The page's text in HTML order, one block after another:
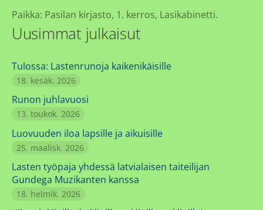
Uusimmat julkaisut
Tulossa: Lastenrunoja kaikenikäisille
18. kesäk. 2026
Runon juhlavuosi
13. toukok. 2026
Luovuuden iloa lapsille ja aikuisille
25. maalisk. 2026
Lasten työpaja yhdessä latvialaisen taiteilijan
Gundega Muzikanten kanssa
18. helmik. 2026
Paikka: Pasilan kirjasto, 1. kerros, Lasikabinetti.